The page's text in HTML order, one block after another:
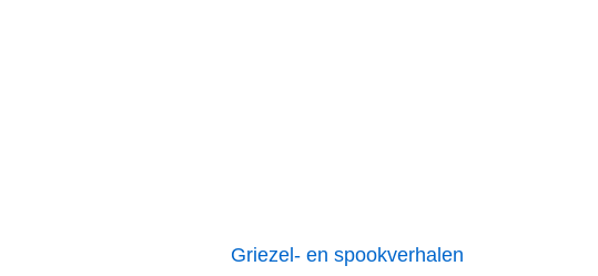
Griezel- en spookverhalen